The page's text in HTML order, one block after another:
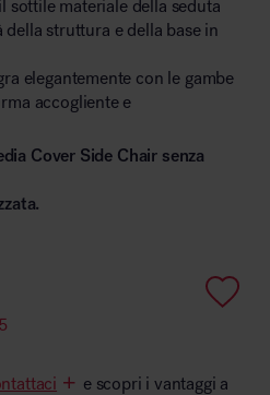
sottile materiale della seduta
struttura e della base in
elegantemente con le gambe
accogliente e
Cover Side Chair senza
e scopri i vantaggi a